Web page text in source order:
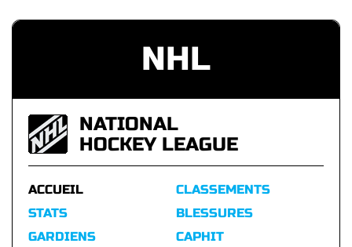
NHL
NATIONAL
HOCKEY LEAGUE
ACCUEIL
STATS
GARDIENS
CLASSEMENTS
BLESSURES
CAPHIT